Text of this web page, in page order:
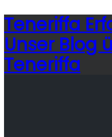
Teneriffa
Unser Blog
Teneriffa